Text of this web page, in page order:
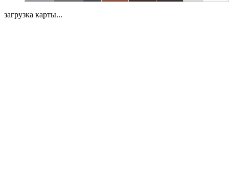
загрузка карты...